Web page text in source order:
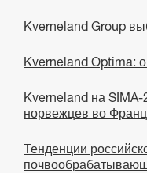
Kverneland Group
Kverneland Optima:
Kverneland на
норвежцев во
Тенденции